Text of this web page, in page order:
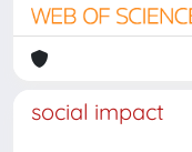
social impact